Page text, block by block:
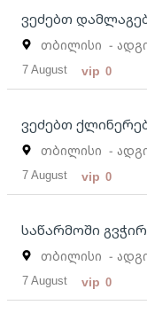
ვეძებთ
თბილისი -
7 August vip 0
ვეძებთ
თბილისი -
7 August vip 0
საწარმოში
თბილისი -
7 August vip 0